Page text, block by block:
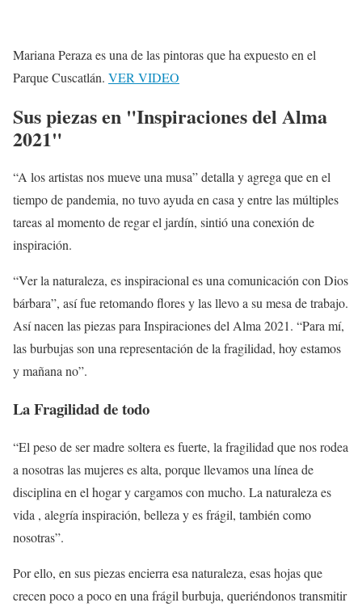
Mariana Peraza es una de las pintoras que ha expuesto en el
Parque Cuscatlán. VER VIDEO
Sus piezas en "Inspiraciones del Alma
2021"
“A los artistas nos mueve una musa” detalla y agrega que en el
tiempo de pandemia, no tuvo ayuda en casa y entre las múltiples
tareas al momento de regar el jardín, sintió una conexión de
inspiración.
“Ver la naturaleza, es inspiracional es una comunicación con Dios
bárbara”, así fue retomando flores y las llevo a su mesa de trabajo.
Así nacen las piezas para Inspiraciones del Alma 2021. “Para mí,
las burbujas son una representación de la fragilidad, hoy estamos
y mañana no”.
La Fragilidad de todo
“El peso de ser madre soltera es fuerte, la fragilidad que nos rodea
a nosotras las mujeres es alta, porque llevamos una línea de
disciplina en el hogar y cargamos con mucho. La naturaleza es
vida , alegría inspiración, belleza y es frágil, también como
nosotras”.
Por ello, en sus piezas encierra esa naturaleza, esas hojas que
crecen poco a poco en una frágil burbuja, queriéndonos transmitir